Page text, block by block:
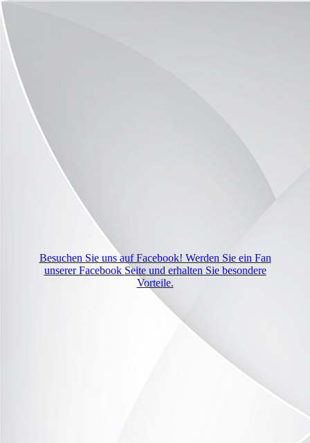
Besuchen Sie uns auf Facebook! Werden Sie ein Fan
unserer Facebook Seite und erhalten Sie besondere
Vorteile.